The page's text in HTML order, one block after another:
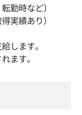
勤時など）
実績あり）
します。
ます。